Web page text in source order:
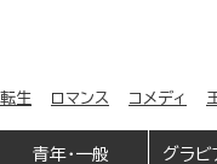
生 ロマンス コメディ
青年・一般 グラビ